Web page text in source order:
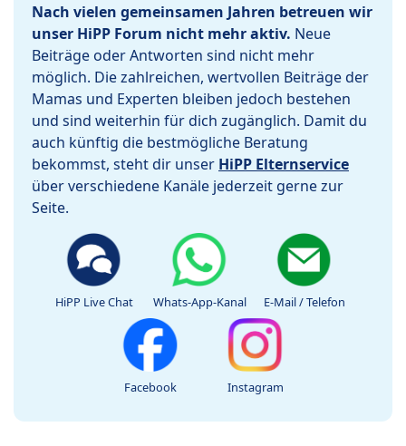
Nach vielen gemeinsamen Jahren betreuen wir
unser HiPP Forum nicht mehr aktiv. Neue
Beiträge oder Antworten sind nicht mehr
möglich. Die zahlreichen, wertvollen Beiträge der
Mamas und Experten bleiben jedoch bestehen
und sind weiterhin für dich zugänglich. Damit du
auch künftig die bestmögliche Beratung
bekommst, steht dir unser HiPP Elternservice
über verschiedene Kanäle jederzeit gerne zur
Seite.
HiPP Live Chat Whats-App-Kanal E-Mail / Telefon
Facebook Instagram